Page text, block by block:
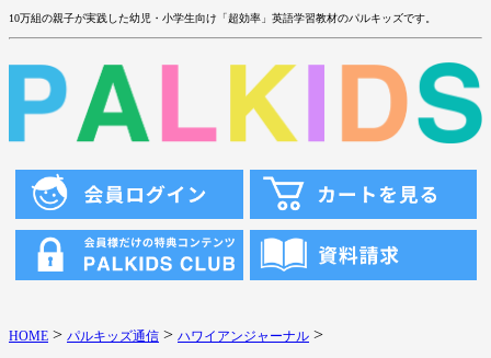
10万組の親子が実践した幼児・小学生向け「超効率」英語学習教材のパルキッズです。
HOME > パルキッズ通信 > ハワイアンジャーナル >